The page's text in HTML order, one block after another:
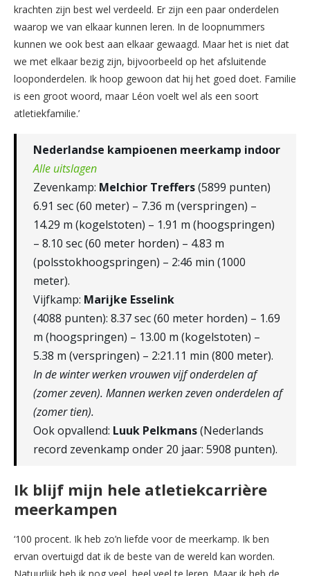
krachten zijn best wel verdeeld. Er zijn een paar onderdelen
waarop we van elkaar kunnen leren. In de loopnummers
kunnen we ook best aan elkaar gewaagd. Maar het is niet dat
we met elkaar bezig zijn, bijvoorbeeld op het afsluitende
looponderdelen. Ik hoop gewoon dat hij het goed doet. Familie
is een groot woord, maar Léon voelt wel als een soort
atletiekfamilie.’
Nederlandse kampioenen meerkamp indoor
Alle uitslagen
Zevenkamp: Melchior Treffers(5899 punten)
6.91 sec (60 meter) – 7.36 m (verspringen) –
14.29 m (kogelstoten) – 1.91 m (hoogspringen)
– 8.10 sec (60 meter horden) – 4.83 m
(polsstokhoogspringen) – 2:46 min (1000
meter).
Vijfkamp: Marijke Esselink
(4088 punten): 8.37 sec (60 meter horden) – 1.69
m (hoogspringen) – 13.00 m (kogelstoten) –
5.38 m (verspringen) – 2:21.11 min (800 meter).
In de winter werken vrouwen vijf onderdelen af
(zomer zeven). Mannen werken zeven onderdelen af
(zomer tien).
Ook opvallend: Luuk Pelkmans(Nederlands
record zevenkamp onder 20 jaar: 5908 punten).
Ik blijf mijn hele atletiekcarrière
meerkampen
‘100 procent. Ik heb zo’n liefde voor de meerkamp. Ik ben
ervan overtuigd dat ik de beste van de wereld kan worden.